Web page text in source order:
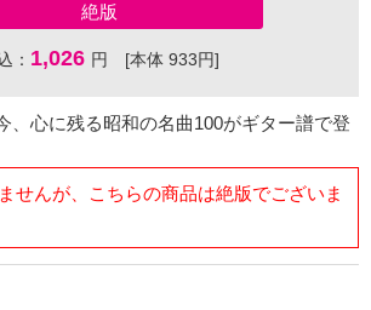
絶版
： 1,026 円 [本体 933円]
、心に残る昭和の名曲100がギター譜で登
せんが、こちらの商品は絶版でございま